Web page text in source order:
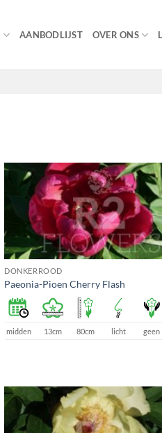
AANBODLIJST OVER ONS
DONKERROOD
Paeonia-Pioen Cherry Flash
midden 13cm 80cm licht geen